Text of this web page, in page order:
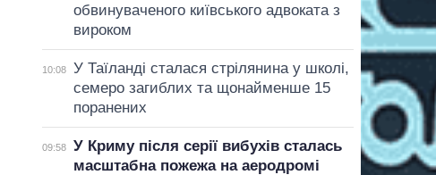
обвинуваченого київського адвоката з
вироком
10:08
У Таїланді сталася стрілянина у школі,
семеро загиблих та щонайменше 15
поранених
09:58
У Криму після серії вибухів сталась
масштабна пожежа на аеродромі